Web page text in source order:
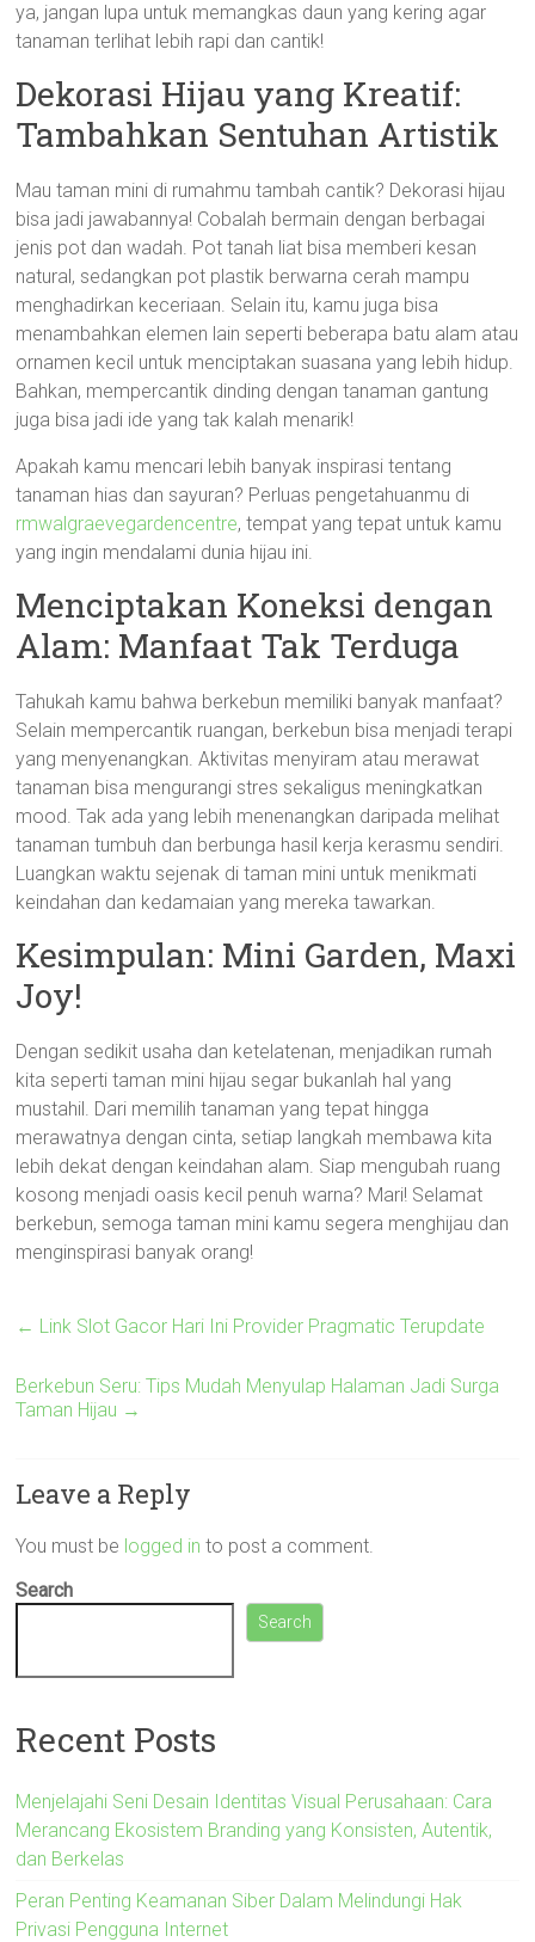
ya, jangan lupa untuk memangkas daun yang kering agar
tanaman terlihat lebih rapi dan cantik!
Dekorasi Hijau yang Kreatif:
Tambahkan Sentuhan Artistik
Mau taman mini di rumahmu tambah cantik? Dekorasi hijau
bisa jadi jawabannya! Cobalah bermain dengan berbagai
jenis pot dan wadah. Pot tanah liat bisa memberi kesan
natural, sedangkan pot plastik berwarna cerah mampu
menghadirkan keceriaan. Selain itu, kamu juga bisa
menambahkan elemen lain seperti beberapa batu alam atau
ornamen kecil untuk menciptakan suasana yang lebih hidup.
Bahkan, mempercantik dinding dengan tanaman gantung
juga bisa jadi ide yang tak kalah menarik!
Apakah kamu mencari lebih banyak inspirasi tentang
tanaman hias dan sayuran? Perluas pengetahuanmu di
rmwalgraevegardencentre, tempat yang tepat untuk kamu
yang ingin mendalami dunia hijau ini.
Menciptakan Koneksi dengan
Alam: Manfaat Tak Terduga
Tahukah kamu bahwa berkebun memiliki banyak manfaat?
Selain mempercantik ruangan, berkebun bisa menjadi terapi
yang menyenangkan. Aktivitas menyiram atau merawat
tanaman bisa mengurangi stres sekaligus meningkatkan
mood. Tak ada yang lebih menenangkan daripada melihat
tanaman tumbuh dan berbunga hasil kerja kerasmu sendiri.
Luangkan waktu sejenak di taman mini untuk menikmati
keindahan dan kedamaian yang mereka tawarkan.
Kesimpulan: Mini Garden, Maxi
Joy!
Dengan sedikit usaha dan ketelatenan, menjadikan rumah
kita seperti taman mini hijau segar bukanlah hal yang
mustahil. Dari memilih tanaman yang tepat hingga
merawatnya dengan cinta, setiap langkah membawa kita
lebih dekat dengan keindahan alam. Siap mengubah ruang
kosong menjadi oasis kecil penuh warna? Mari! Selamat
berkebun, semoga taman mini kamu segera menghijau dan
menginspirasi banyak orang!
← Link Slot Gacor Hari Ini Provider Pragmatic Terupdate
Berkebun Seru: Tips Mudah Menyulap Halaman Jadi Surga
Taman Hijau →
Leave a Reply
You must be logged in to post a comment.
Search
Search
Recent Posts
Menjelajahi Seni Desain Identitas Visual Perusahaan: Cara
Merancang Ekosistem Branding yang Konsisten, Autentik,
dan Berkelas
Peran Penting Keamanan Siber Dalam Melindungi Hak
Privasi Pengguna Internet